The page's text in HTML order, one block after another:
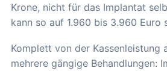
Krone, nicht für das Implantat
kann so auf 1.960 bis 3.960 Euro
Komplett von der Kassenleistung
mehrere gängige Behandlungen: